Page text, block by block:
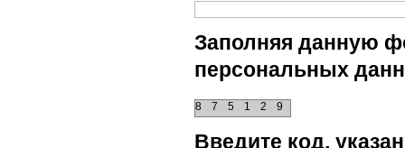
Заполняя данную
персональных
9
2
1
5
7
8
Введите код,